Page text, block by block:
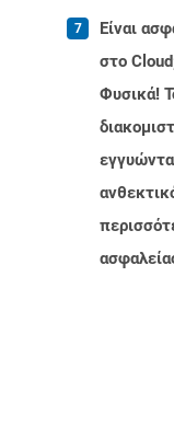
Είναι
στο
Φυσικά!